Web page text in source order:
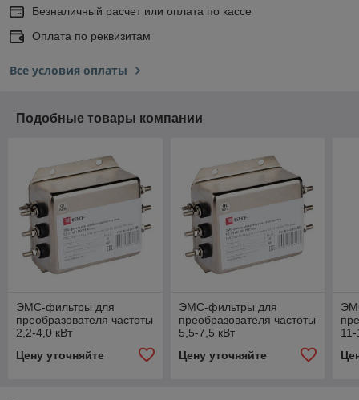
Безналичный расчет или оплата по кассе
Оплата по реквизитам
Все условия оплаты
Подобные товары компании
ЭМС-фильтры для
преобразователя частоты
2,2-4,0 кВт
Цену уточняйте
ЭМС-фильтры для
преобразователя частоты
5,5-7,5 кВт
Цену уточняйте